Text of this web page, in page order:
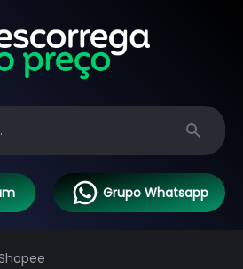
Search
Grupo Whatsapp